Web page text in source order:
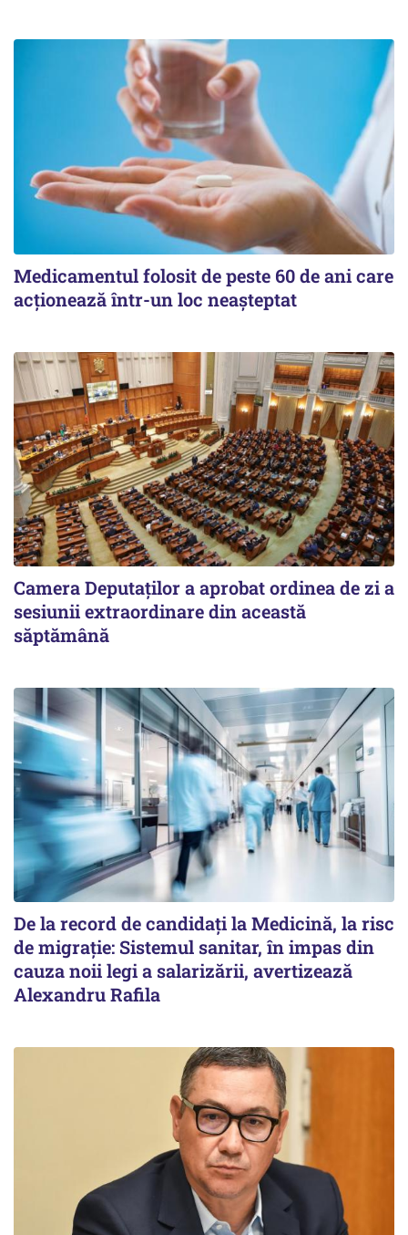
Medicamentul folosit de peste 60 de ani care
acționează într-un loc neașteptat
Camera Deputaților a aprobat ordinea de zi a
sesiunii extraordinare din această
săptămână
De la record de candidați la Medicină, la risc
de migrație: Sistemul sanitar, în impas din
cauza noii legi a salarizării, avertizează
Alexandru Rafila